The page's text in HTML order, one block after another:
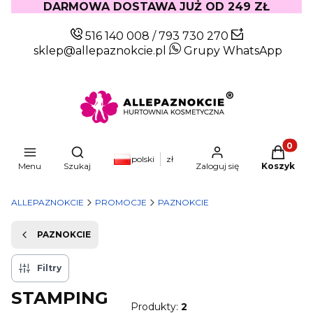
DARMOWA DOSTAWA JUŻ OD 249 ZŁ
516 140 008 /793 730 270
sklep@allepaznokcie.pl
Grupy WhatsApp
Menu
Otwórz wyszukiwarkę
Szukaj
polski zł
Zaloguj się Koszyk
ALLEPAZNOKCIE PROMOCJE PAZNOKCIE
PAZNOKCIE
Filtry
STAMPING Produkty: 2